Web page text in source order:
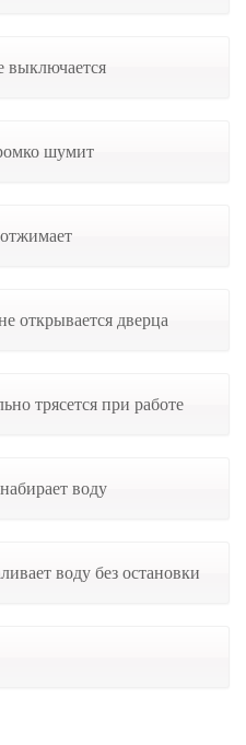
выключается
шумит
открывается дверца
трясется при работе
воду
воду без остановки